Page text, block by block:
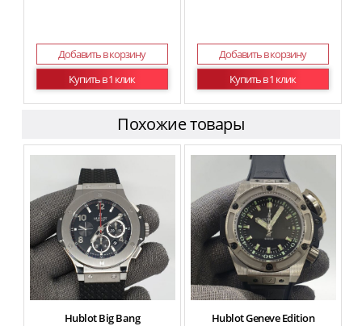
Добавить в корзину
Купить в 1 клик
Добавить в корзину
Купить в 1 клик
Похожие товары
Hublot Big Bang Hublot Geneve Edition